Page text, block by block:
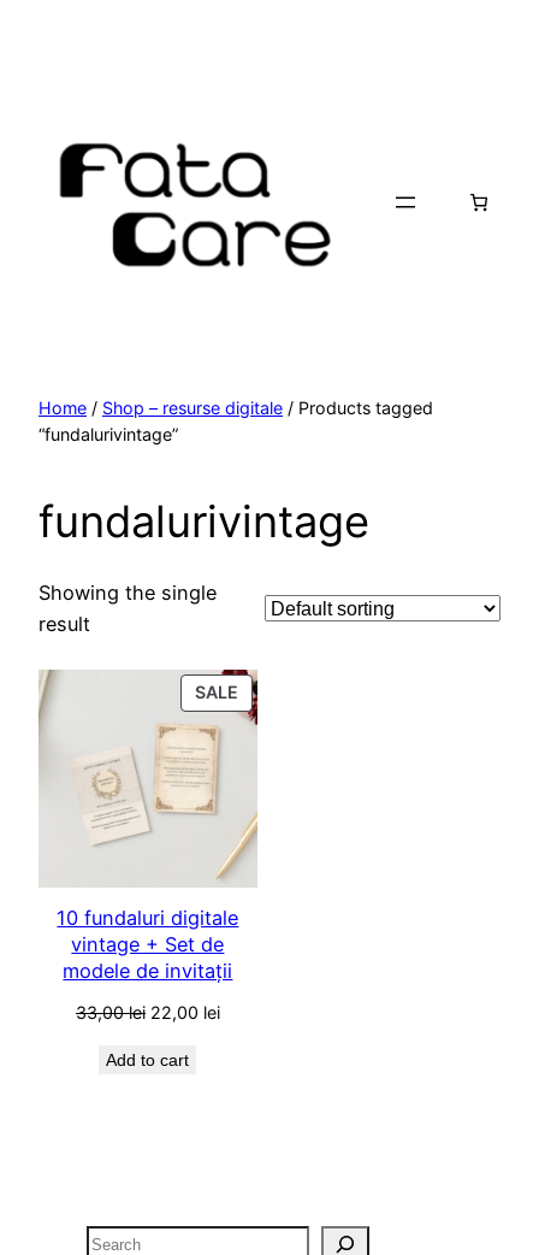
Home / Shop – resurse digitale / Products tagged
“fundalurivintage”
fundalurivintage
Showing the single
result
SALE PRODUCT
ON
10 fundaluri digitale
vintage + Set de
modele de invitații
33,00lei Original
was:
22,00 leiCurrent
Add to cart
Search